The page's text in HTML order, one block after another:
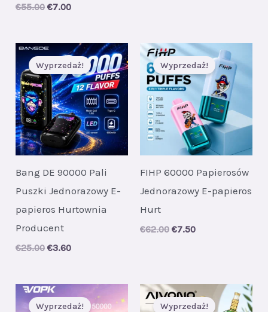
€55.00 Original
€55.00.
€7.00Current
€7.00.
Wyprzedaż!
Bang DE 90000 Pali
Puszki Jednorazowy E-
papieros Hurtownia
Producent
€25.00 Original
€25.00.
€3.60Current
€3.60.
Wyprzedaż!
FIHP 60000 Papierosów
Jednorazowy E-papieros
Hurt
€62.00 Original
€7.50Current
Wyprzedaż! Wyprzedaż!